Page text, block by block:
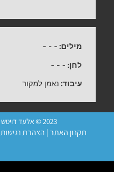
מילים: -
-
-
לחן: -
-
-
עיבוד: נאמן למקור
2023 © אלעד דויטש מוסיקה | האתר פועל ברשיון
תקנון האתר| הצהרת נגישות